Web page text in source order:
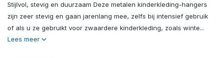
Stijlvol, stevig en duurzaam Deze metalen kinderkleding-hangers
zijn zeer stevig en gaan jarenlang mee, zelfs bij intensief gebruik
of als u ze gebruikt voor zwaardere kinderkleding, zoals winte...
Lees meer